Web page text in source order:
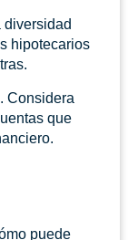
diversidad
hipotecarios
Considera
que
puede